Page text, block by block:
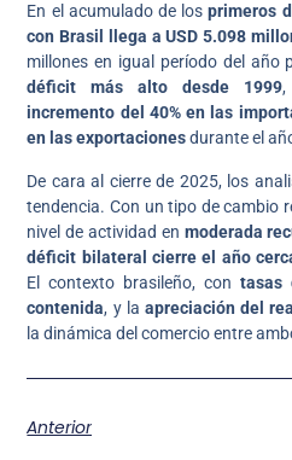
En el acumulado de losprimeros
con Brasil llega a USD 5.098
millones en igual período del año
déficit más alto desde 1999,
incremento del 40% en las
en las exportacionesdurante el
De cara al cierre de 2025, los
tendencia. Con un tipo de cambio
nivel de actividad en moderada
déficit bilateral cierre el año
El contexto brasileño, contasas
contenida, y la apreciación del
la dinámica del comercio entre
Anterior